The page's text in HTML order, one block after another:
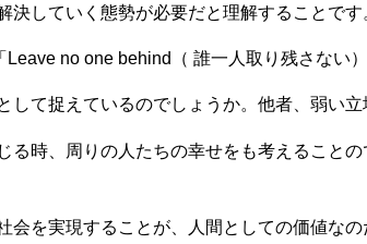
していく態勢が必要だと理解することです
no one behind（ 誰一人取り残さない）
て捉えているのでしょうか。他者、弱い立
時、周りの人たちの幸せをも考えること
を実現することが、人間としての価値な